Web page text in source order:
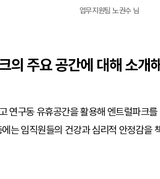
업무지원팀 노권수 님
의 주요 공간에 대해 소개
연구동 유휴공간을 활용해 엔트럴파크
는 임직원들의 건강과 심리적 안정감을